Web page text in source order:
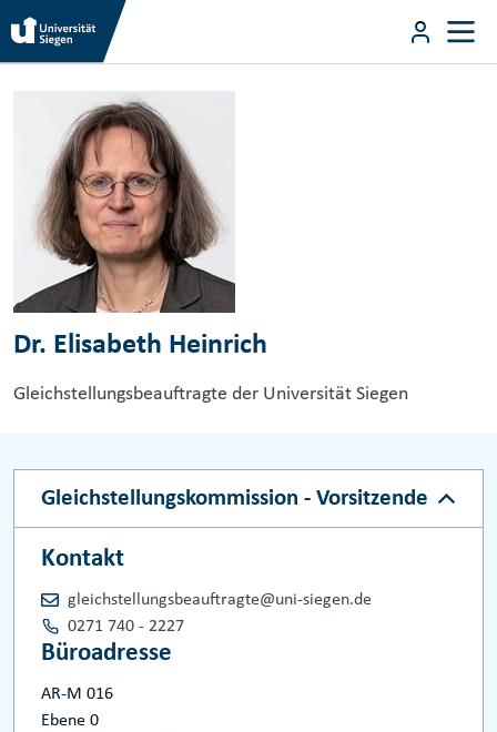
Direkt zum Inhalt
User
Dr. Elisabeth Heinrich
Gleichstellungsbeauftragte der Universität Siegen
Gleichstellungskommission - Vorsitzende
Kontakt
gleichstellungsbeauftragte@uni-siegen.de
0271 740 - 2227
Büroadresse
AR-M 016
Ebene 0